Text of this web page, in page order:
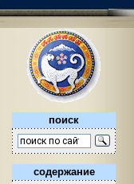
поиск
содержание